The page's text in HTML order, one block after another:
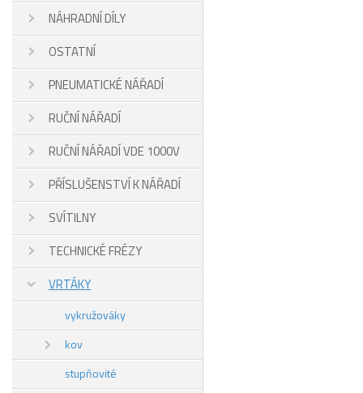
NÁHRADNÍ DÍLY
OSTATNÍ
PNEUMATICKÉ NÁŘADÍ
RUČNÍ NÁŘADÍ
RUČNÍ NÁŘADÍ VDE 1000V
PŘÍSLUŠENSTVÍ K NÁŘADÍ
SVÍTILNY
TECHNICKÉ FRÉZY
VRTÁKY
vykružováky
kov
stupňovité